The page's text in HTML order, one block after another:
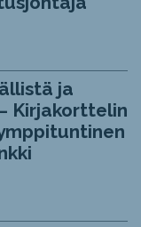
ja
Kirjakorttelin